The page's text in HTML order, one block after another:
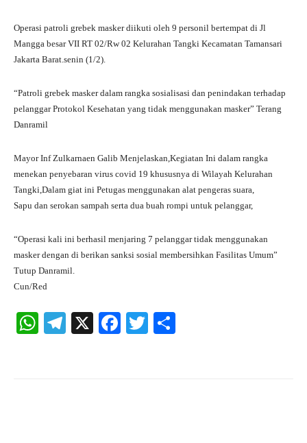
Operasi patroli grebek masker diikuti oleh 9 personil bertempat di Jl
Mangga besar VII RT 02/Rw 02 Kelurahan Tangki Kecamatan Tamansari
Jakarta Barat.senin (1/2).
“Patroli grebek masker dalam rangka sosialisasi dan penindakan terhadap
pelanggar Protokol Kesehatan yang tidak menggunakan masker” Terang
Danramil
Mayor Inf Zulkarnaen Galib Menjelaskan,Kegiatan Ini dalam rangka
menekan penyebaran virus covid 19 khususnya di Wilayah Kelurahan
Tangki,Dalam giat ini Petugas menggunakan alat pengeras suara,
Sapu dan serokan sampah serta dua buah rompi untuk pelanggar,
“Operasi kali ini berhasil menjaring 7 pelanggar tidak menggunakan
masker dengan di berikan sanksi sosial membersihkan Fasilitas Umum”
Tutup Danramil.
Cun/Red
W Te X
Fa T